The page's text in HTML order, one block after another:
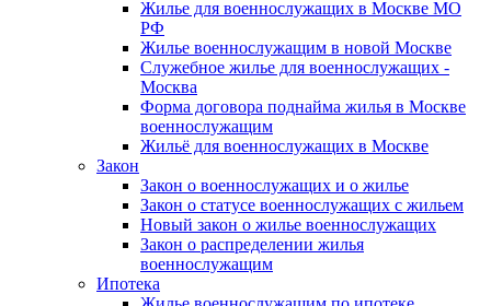
Жилье для военнослужащих в Москве МО
РФ
Жилье военнослужащим в новой Москве
Служебное жилье для военнослужащих -
Москва
Форма договора поднайма жилья в Москве
военнослужащим
Жильё для военнослужащих в Москве
Закон
Закон о военнослужащих и о жилье
Закон о статусе военнослужащих с жильем
Новый закон о жилье военнослужащих
Закон о распределении жилья
военнослужащим
Ипотека